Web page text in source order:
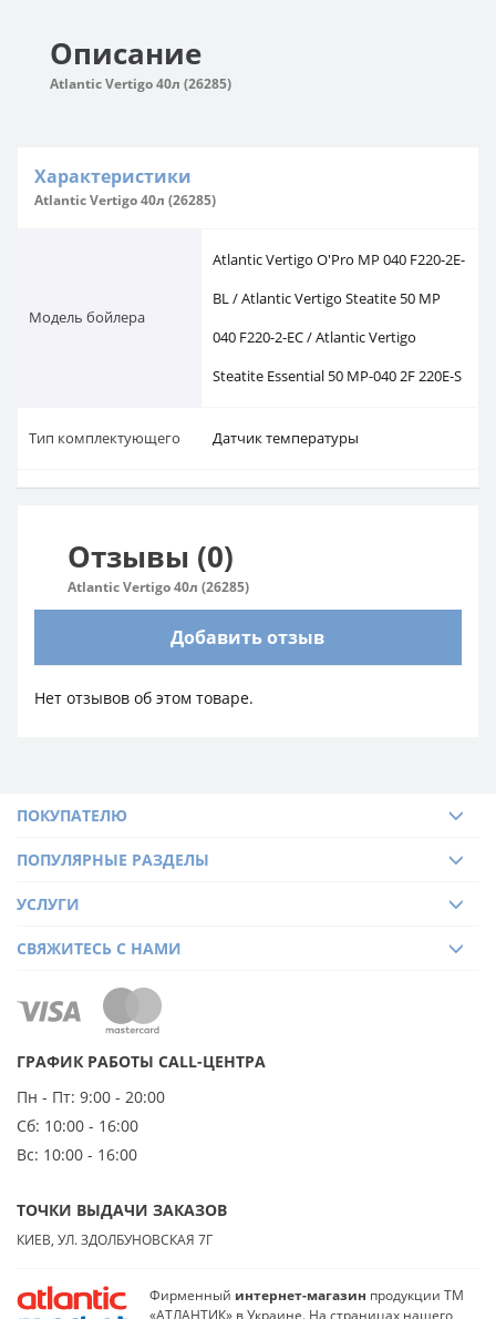
Описание
Atlantic Vertigo 40л (26285)
Характеристики
Atlantic Vertigo 40л (26285)
Модель бойлера
Atlantic Vertigo O'Pro MP 040 F220-2E-
BL / Atlantic Vertigo Steatite 50 MP
040 F220-2-EC / Atlantic Vertigo
Steatite Essential 50 MP-040 2F 220E-S
Тип комплектующего Датчик температуры
Отзывы (0)
Atlantic Vertigo 40л (26285)
Добавить отзыв
Нет отзывов об этом товаре.
Фирменный интернет-магазин продукции ТМ
«АТЛАНТИК» в Украине. На страницах нашего
ПОКУПАТЕЛЮ
ПОПУЛЯРНЫЕ РАЗДЕЛЫ
УСЛУГИ
ГРАФИК РАБОТЫ CALL-ЦЕНТРА
Пн - Пт: 9:00 - 20:00
Сб: 10:00 - 16:00
Вс: 10:00 - 16:00
ТОЧКИ ВЫДАЧИ ЗАКАЗОВ
КИЕВ, УЛ. ЗДОЛБУНОВСКАЯ 7Г
СВЯЖИТЕСЬ С НАМИ